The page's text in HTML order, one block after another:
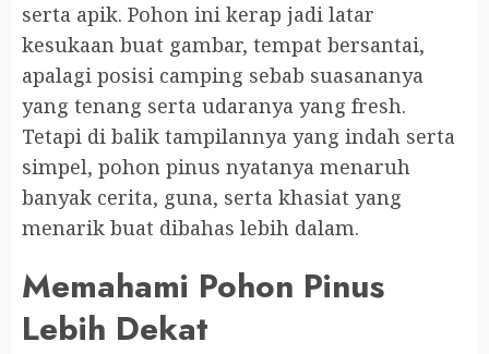
serta apik. Pohon ini kerap jadi latar
kesukaan buat gambar, tempat bersantai,
apalagi posisi camping sebab suasananya
yang tenang serta udaranya yang fresh.
Tetapi di balik tampilannya yang indah serta
simpel, pohon pinus nyatanya menaruh
banyak cerita, guna, serta khasiat yang
menarik buat dibahas lebih dalam.
Memahami Pohon Pinus
Lebih Dekat